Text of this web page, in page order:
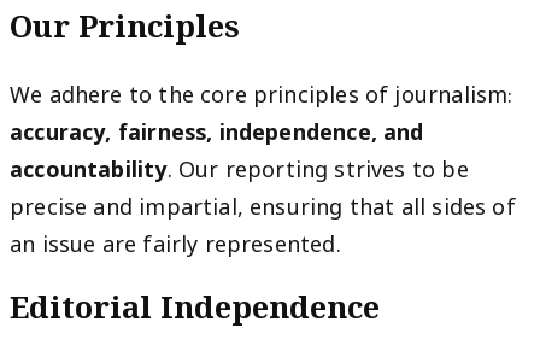
Our Principles
We adhere to the core principles of journalism:
accuracy, fairness, independence, and
accountability. Our reporting strives to be
precise and impartial, ensuring that all sides of
an issue are fairly represented.
Editorial Independence